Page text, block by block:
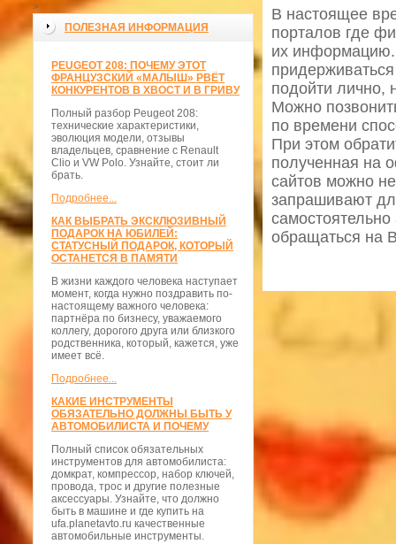
>
ПОЛЕЗНАЯ ИНФОРМАЦИЯ
PEUGEOT 208: ПОЧЕМУ ЭТОТ
ФРАНЦУЗСКИЙ «МАЛЫШ» РВЁТ
КОНКУРЕНТОВ В ХВОСТ И В ГРИВУ
Полный разбор Peugeot 208:
технические характеристики,
эволюция модели, отзывы
владельцев, сравнение с Renault
Clio и VW Polo. Узнайте, стоит ли
брать.
Подробнее...
КАК ВЫБРАТЬ ЭКСКЛЮЗИВНЫЙ
ПОДАРОК НА ЮБИЛЕЙ:
СТАТУСНЫЙ ПОДАРОК, КОТОРЫЙ
ОСТАНЕТСЯ В ПАМЯТИ
В жизни каждого человека наступает
момент, когда нужно поздравить по-
настоящему важного человека:
партнёра по бизнесу, уважаемого
коллегу, дорогого друга или близкого
родственника, который, кажется, уже
имеет всё.
Подробнее...
КАКИЕ ИНСТРУМЕНТЫ
ОБЯЗАТЕЛЬНО ДОЛЖНЫ БЫТЬ У
АВТОМОБИЛИСТА И ПОЧЕМУ
Полный список обязательных
инструментов для автомобилиста:
домкрат, компрессор, набор ключей,
провода, трос и другие полезные
аксессуары. Узнайте, что должно
быть в машине и где купить на
ufa.planetavto.ru качественные
автомобильные инструменты.
В настоящее
порталов где
их информацию.
подойти лично,
Можно
по времени
При этом
полученная на
сайтов можно
запрашивают
обращаться на